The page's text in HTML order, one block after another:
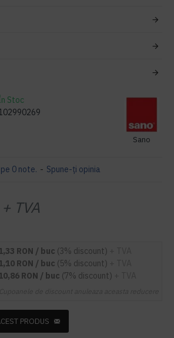
Stoc
Sano
0 note. - Spune-ţi opinia
+ TVA
RON / buc (3% discount)
RON / buc (5% discount)
RON / buc (7% discount)
PRODUS